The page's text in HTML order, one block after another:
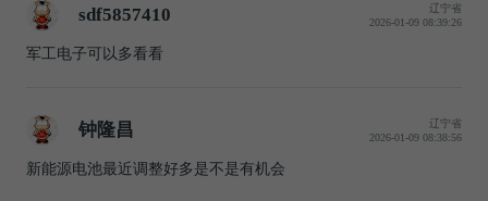
sdf5857410
辽宁省
2026-01-09 08:39:26
军工电子可以多看看
钟隆昌
辽宁省
2026-01-09 08:38:56
新能源电池最近调整好多是不是有机会